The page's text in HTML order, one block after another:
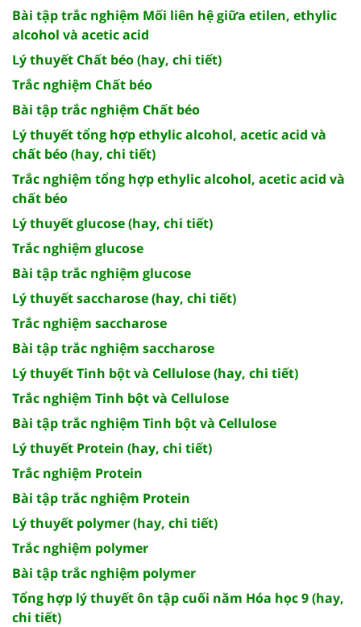
Bài tập trắc nghiệm Mối liên hệ giữa etilen, ethylic
alcohol và acetic acid
Lý thuyết Chất béo (hay, chi tiết)
Trắc nghiệm Chất béo
Bài tập trắc nghiệm Chất béo
Lý thuyết tổng hợp ethylic alcohol, acetic acid và
chất béo (hay, chi tiết)
Trắc nghiệm tổng hợp ethylic alcohol, acetic acid và
chất béo
Lý thuyết glucose (hay, chi tiết)
Trắc nghiệm glucose
Bài tập trắc nghiệm glucose
Lý thuyết saccharose (hay, chi tiết)
Trắc nghiệm saccharose
Bài tập trắc nghiệm saccharose
Lý thuyết Tinh bột và Cellulose (hay, chi tiết)
Trắc nghiệm Tinh bột và Cellulose
Bài tập trắc nghiệm Tinh bột và Cellulose
Lý thuyết Protein (hay, chi tiết)
Trắc nghiệm Protein
Bài tập trắc nghiệm Protein
Lý thuyết polymer (hay, chi tiết)
Trắc nghiệm polymer
Bài tập trắc nghiệm polymer
Tổng hợp lý thuyết ôn tập cuối năm Hóa học 9 (hay,
chi tiết)